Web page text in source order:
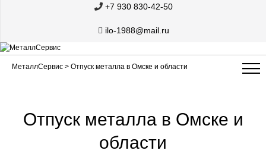
+7 930 830-42-50
ilo-1988@mail.ru
МеталлСервис > Отпуск металла в Омске и области
Отпуск металла в Омске и
области